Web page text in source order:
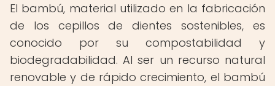
El bambú, material utilizado en la fabricación
de los cepillos de dientes sostenibles, es
conocido por su compostabilidad y
biodegradabilidad. Al ser un recurso natural
renovable y de rápido crecimiento, el bambú